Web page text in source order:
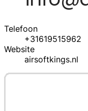
Telefoon
+31619515962
Website
airsoftkings.nl